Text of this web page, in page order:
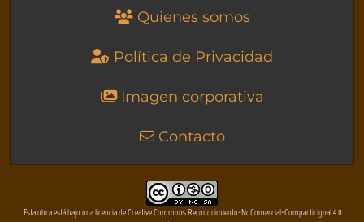
Quienes somos
Política de Privacidad
Imagen corporativa
Contacto
Esta obra está bajo una licencia de Creative Commons Reconocimiento-NoComercial-CompartirIgual 4.0